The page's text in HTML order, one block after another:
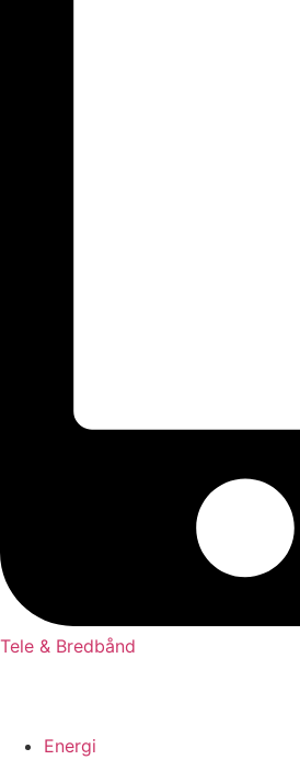
Tele & Bredbånd
Energi